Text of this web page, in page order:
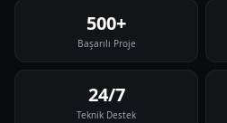
500+
Başarılı Proje
24/7
Teknik Destek